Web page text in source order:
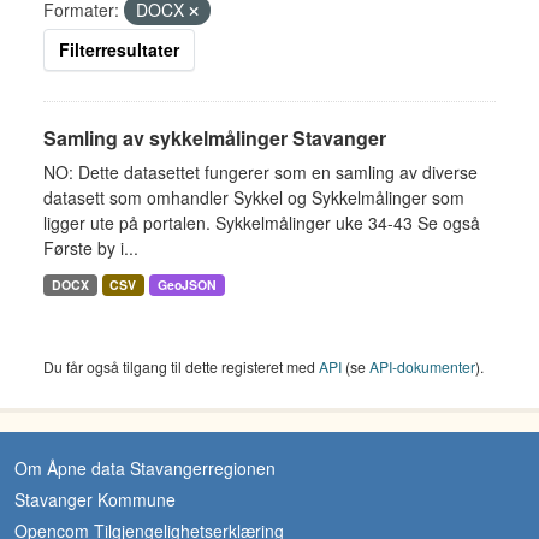
Formater:
DOCX
Filterresultater
Samling av sykkelmålinger Stavanger
NO: Dette datasettet fungerer som en samling av diverse
datasett som omhandler Sykkel og Sykkelmålinger som
ligger ute på portalen. Sykkelmålinger uke 34-43 Se også
Første by i...
DOCX CSV GeoJSON
Du får også tilgang til dette registeret med API (seAPI-dokumenter).
Om Åpne data Stavangerregionen
Stavanger Kommune
Opencom Tilgjengelighetserklæring